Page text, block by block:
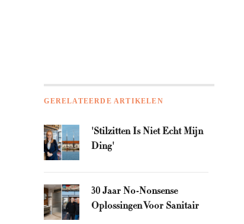
GERELATEERDE ARTIKELEN
'Stilzitten Is Niet Echt Mijn
Ding'
30 Jaar No-Nonsense
Oplossingen Voor Sanitair